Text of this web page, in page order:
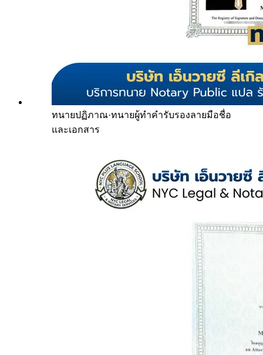
ทนายปฏิภาณ·ทนายผู้ทำคำรับรองลายมือชื่อ
และเอกสาร